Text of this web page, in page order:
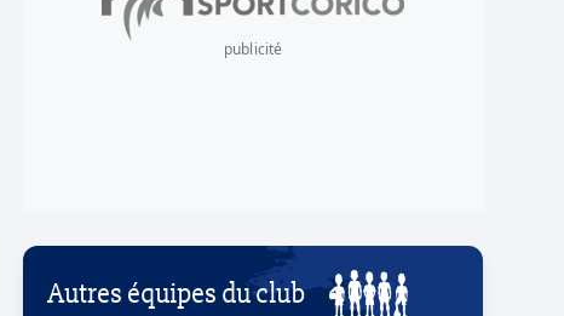
publicité
Autres équipes du club